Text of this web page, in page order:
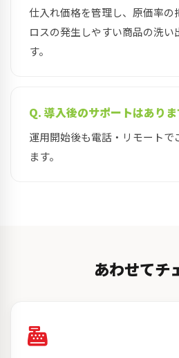
仕入れ価格を管理し、原価率の
ロスの発生しやすい商品の洗い
す。
Q. 導入後のサポートはありま
運用開始後も電話・リモートで
ます。
あわせてチ